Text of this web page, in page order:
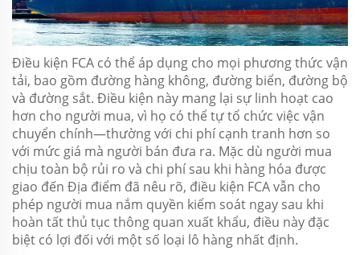
Điều kiện FCA có thể áp dụng cho mọi phương thức vận
tải, bao gồm đường hàng không, đường biển, đường bộ
và đường sắt. Điều kiện này mang lại sự linh hoạt cao
hơn cho người mua, vì họ có thể tự tổ chức việc vận
chuyển chính—thường với chi phí cạnh tranh hơn so
với mức giá mà người bán đưa ra. Mặc dù người mua
chịu toàn bộ rủi ro và chi phí sau khi hàng hóa được
giao đến Địa điểm đã nêu rõ, điều kiện FCA vẫn cho
phép người mua nắm quyền kiểm soát ngay sau khi
hoàn tất thủ tục thông quan xuất khẩu, điều này đặc
biệt có lợi đối với một số loại lô hàng nhất định.